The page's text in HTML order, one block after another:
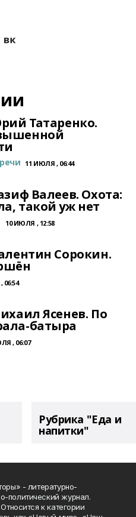
Татаренко.
11 ИЮЛЯ , 06:44
Валеев. Охота:
такой уж нет
10 ИЮЛЯ , 12:58
Сорокин.
Ясенев. По
батыра
, 06:07
Рубрика "Еда и
напитки"
- литературно-
политический журнал.
к категории